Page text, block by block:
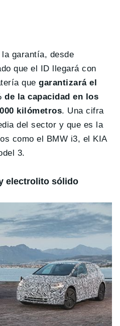
garantía, desde
que el ID llegará con
quegarantizará el
de la capacidad en los
kilómetros. Una cifra
del sector y que es la
como el BMW i3, el KIA
3.
electrolito sólido